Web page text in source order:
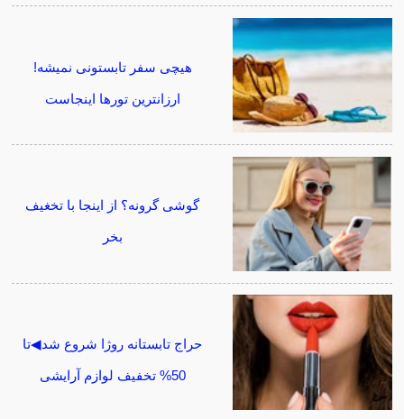
هیچی سفر تابستونی نمیشه!
ارزانترین تورها اینجاست
گوشی گرونه؟ از اینجا با تخغیف
بخر
حراج تابستانه روژا شروع شد◀تا
50% تخفیف لوازم آرایشی